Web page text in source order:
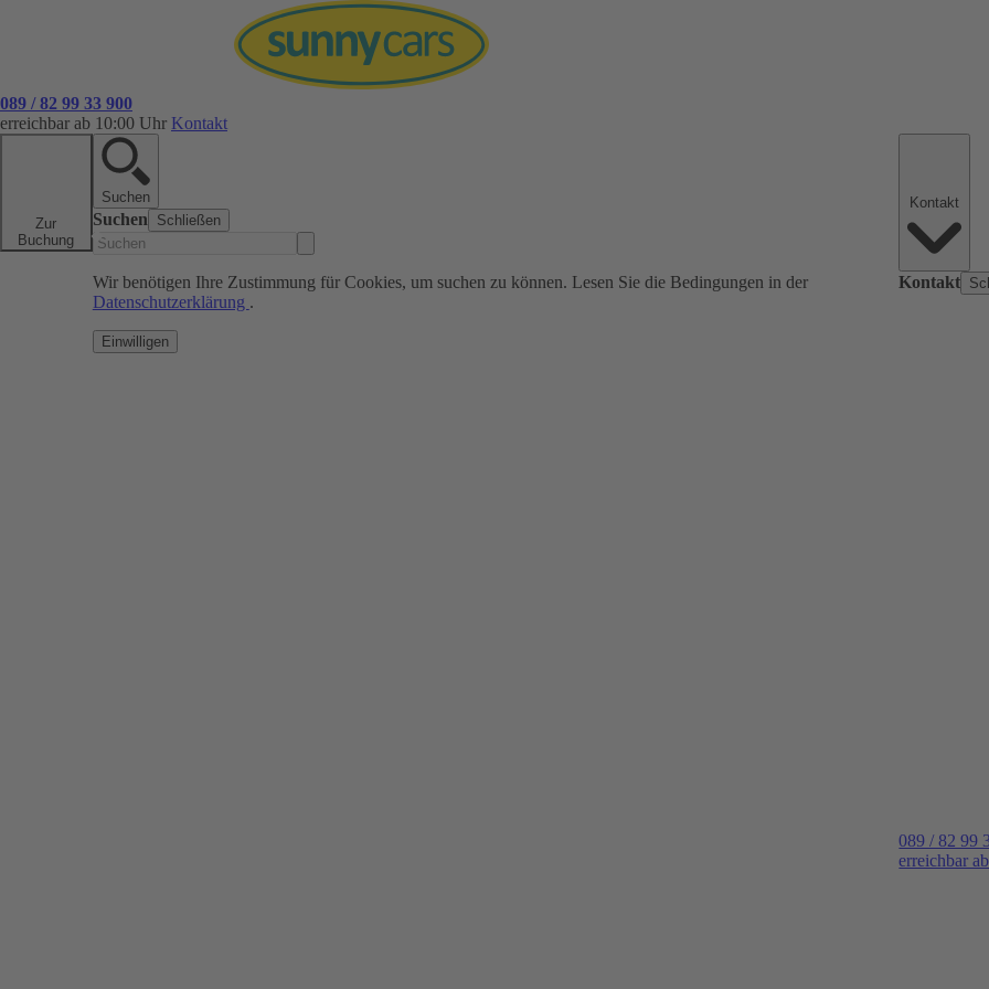
089 / 82 99 33 900
erreichbar ab 10:00 Uhr Kontakt
Zur
Buchung
Suchen
Suchen Schließen
Wir benötigen Ihre Zustimmung für Cookies, um suchen zu können. Lesen Sie die Bedingungen in der
Datenschutzerklärung .
Einwilligen
Kontakt
089 / 82 99
erreichbar